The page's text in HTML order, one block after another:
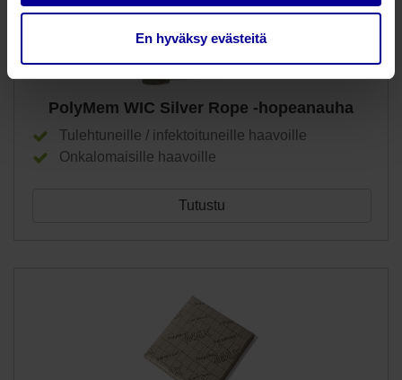
En hyväksy evästeitä
PolyMem WIC Silver Rope -hopeanauha
Tulehtuneille / infektoituneille haavoille
Onkalomaisille haavoille
Tutustu